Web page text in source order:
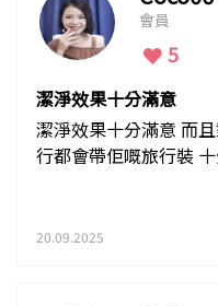
會員
5
潔淨效果十分滿意
潔淨效果十分滿意 而
行都會帶佢嘅旅行裝 十
20.09.2025